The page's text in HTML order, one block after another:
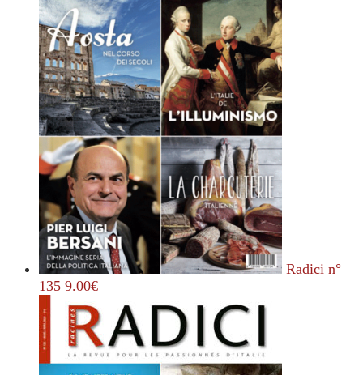
Radici n°
135 9.00€